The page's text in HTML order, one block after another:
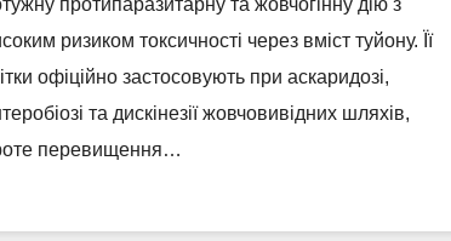
протипаразитарну та жовчогінну дію з
ризиком токсичності через вміст туйону. Її
офіційно застосовують при аскаридозі,
та дискінезії жовчовивідних шляхів,
перевищення…